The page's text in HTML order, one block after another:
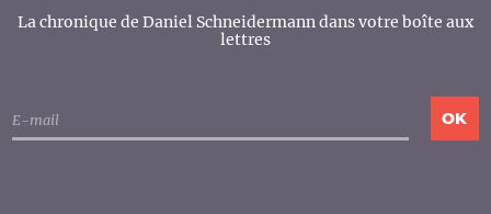
La chronique de Daniel Schneidermann dans votre boîte aux
lettres